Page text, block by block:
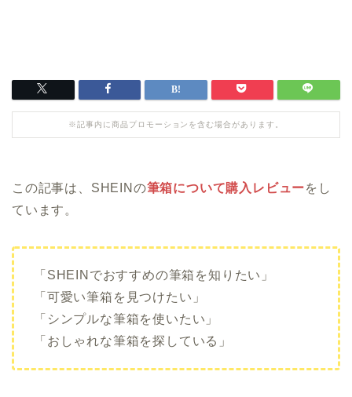
※記事内に商品プロモーションを含む場合があります。
この記事は、SHEINの筆箱について購入レビューをし
ています。
「SHEINでおすすめの筆箱を知りたい」
「可愛い筆箱を見つけたい」
「シンプルな筆箱を使いたい」
「おしゃれな筆箱を探している」